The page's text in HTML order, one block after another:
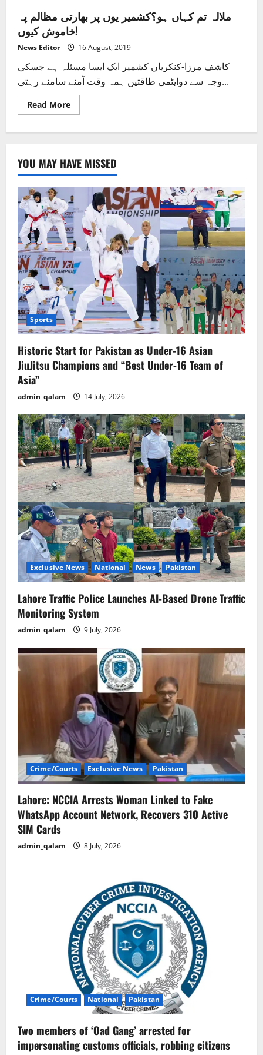
ملالہ تم کہاں ہو؟کشمیر یوں پر بھارتی مظالم پہ
خاموش کیوں!
News Editor 16 August, 2019
کاشف مرزا-کنکریاں کشمیر ایک ایسا مسئلہ ہے جسکی
وجہ سے دوایٹمی طاقتیں ہمہ وقت آمنے سامنے رہتی...
Read MoreRead
more
کشمیر
یوں
پر
بھارتی
مظالم
پہ
خاموش
کیوں!
YOU MAY HAVE MISSED
Sports
Historic Start for Pakistan as Under-16 Asian
JiuJitsu Champions and “Best Under-16 Team of
Asia”
admin_qalam 14 July, 2026
Exclusive News National News Pakistan
Lahore Traffic Police Launches AI-Based Drone Traffic
Monitoring System
admin_qalam 9 July, 2026
Crime/Courts Exclusive News Pakistan
Lahore: NCCIA Arrests Woman Linked to Fake
WhatsApp Account Network, Recovers 310 Active
SIM Cards
admin_qalam 8 July, 2026
Crime/Courts National Pakistan
Two members of ‘Oad Gang’ arrested for
impersonating customs officials, robbing citizens